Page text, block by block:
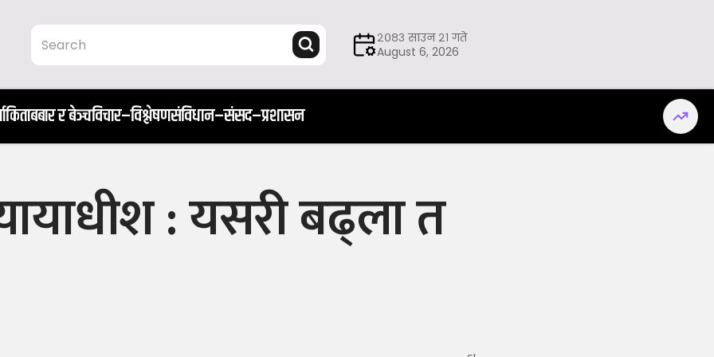
२०८३ साउन २१ गते
August 6, 2026
किताबबार र बेञ्चविचार–विश्लेषणसंविधान–संसद–प्रशासन
: यसरी बढ्ला त